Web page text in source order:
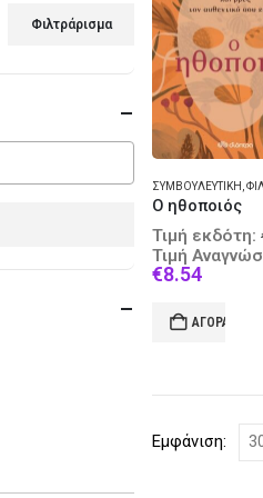
ΣΥΜΒΟΥΛΕΥΤΙΚΉ
Ο ηθοποιός
Τιμή εκδότη:
Τιμή
€8.54Current
is:
€8.54.
ΑΓΟΡΆ
Εμφάνιση:
Φιλτράρισμα